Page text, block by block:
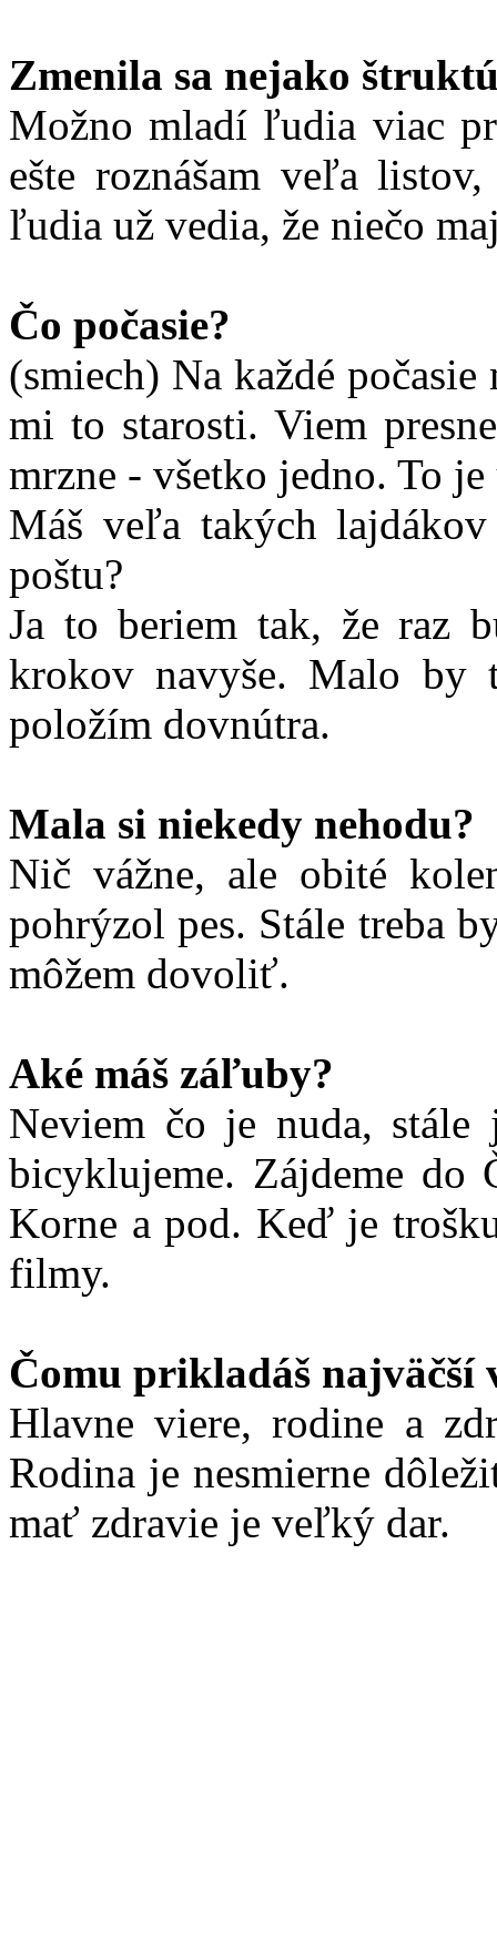
Zmenila sa nejako
Možno mladí ľudia viac
ešte roznášam veľa
ľudia už vedia, že niečo
Čo počasie?
(smiech) Na každé
mi to starosti. Viem
mrzne - všetko jedno. To
Máš veľa takých
poštu?
Ja to beriem tak, že raz
krokov navyše. Malo by
položím dovnútra.
Mala si niekedy nehodu?
Nič vážne, ale obité
pohrýzol pes. Stále treba
môžem dovoliť.
Aké máš záľuby?
Neviem čo je nuda, stále
bicyklujeme. Zájdeme do
Korne a pod. Keď je
filmy.
Čomu prikladáš najväčší
Hlavne viere, rodine a
Rodina je nesmierne
mať zdravie je veľký dar.